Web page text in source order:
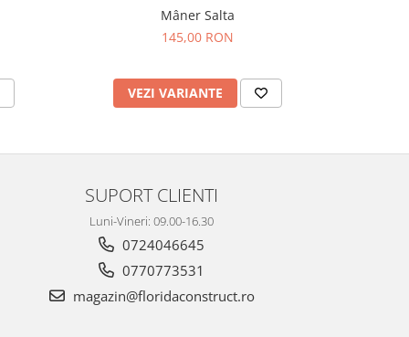
Mâner Salta
145,00 RON
VEZI VARIANTE
SUPORT CLIENTI
Luni-Vineri: 09.00-16.30
0724046645
0770773531
magazin@floridaconstruct.ro